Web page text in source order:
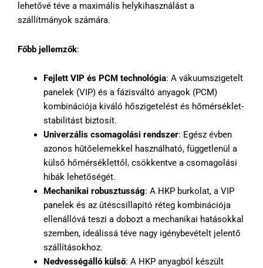
lehetővé téve a maximális helykihasználást a
szállítmányok számára.
Főbb jellemzők:
Fejlett VIP és PCM technológia: A vákuumszigetelt
panelek (VIP) és a fázisváltó anyagok (PCM)
kombinációja kiváló hőszigetelést és hőmérséklet-
stabilitást biztosít.
Univerzális csomagolási rendszer: Egész évben
azonos hűtőelemekkel használható, függetlenül a
külső hőmérséklettől, csökkentve a csomagolási
hibák lehetőségét.
Mechanikai robusztusság: A HKP burkolat, a VIP
panelek és az ütéscsillapító réteg kombinációja
ellenállóvá teszi a dobozt a mechanikai hatásokkal
szemben, ideálissá téve nagy igénybevételt jelentő
szállításokhoz.
Nedvességálló külső: A HKP anyagból készült